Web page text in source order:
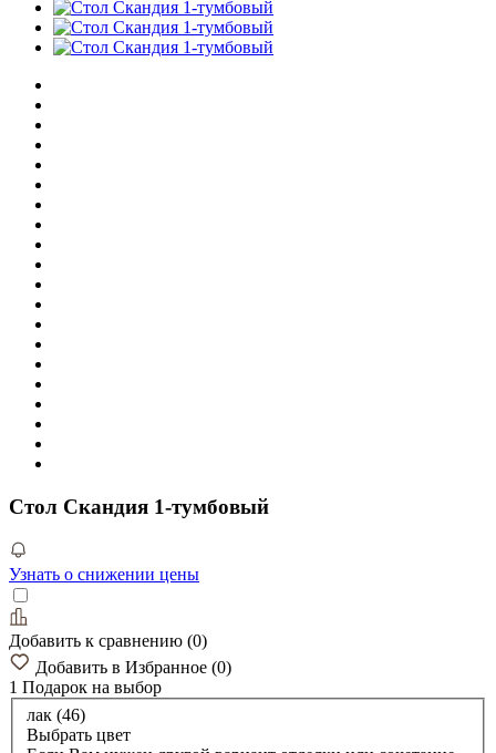
Стол Скандия 1-тумбовый
Узнать о снижении цены
Добавить к сравнению (0)
Добавить в Избранное (0)
1 Подарок на выбор
лак (46)
Выбрать цвет